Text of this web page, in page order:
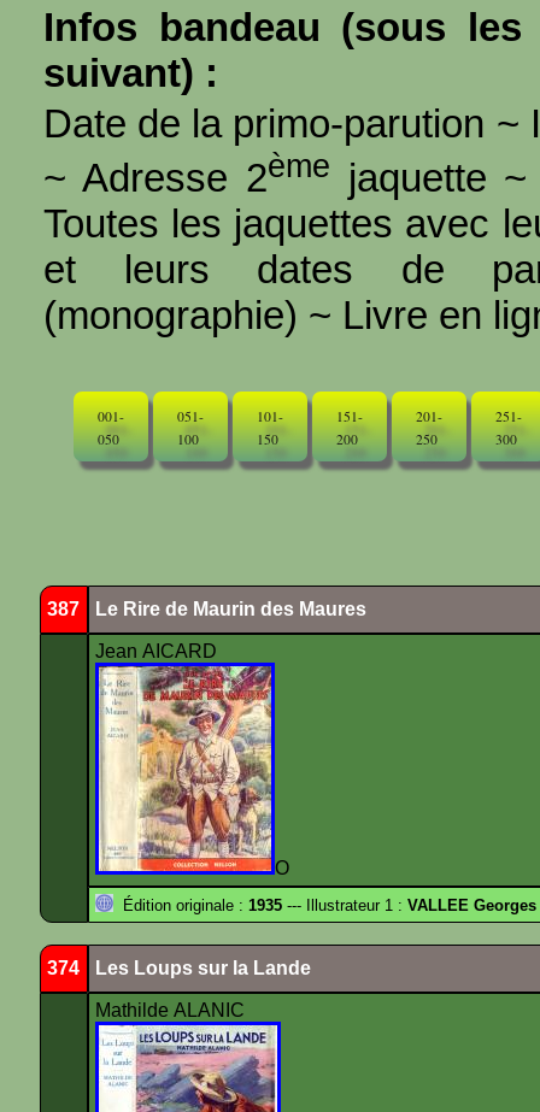
Infos bandeau (sous
suivant) :
Date de la primo-parution ~
~ Adresse 2ème jaquette
Toutes les jaquettes avec
et leurs dates de
(monographie) ~ Livre en
001-
050
051-
100
101-
150
151-
200
201-
250
251-
300
387 Le Rire de Maurin des Maures
Jean AICARD
O
Édition originale : 1935 --- Illustrateur 1 : VALLEE Georges
374 Les Loups sur la Lande
Mathilde ALANIC